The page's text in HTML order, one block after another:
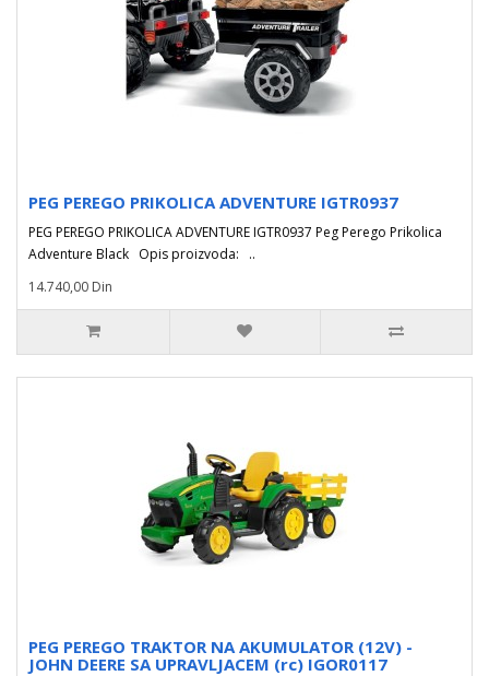
PEG PEREGO PRIKOLICA ADVENTURE IGTR0937
PEG PEREGO PRIKOLICA ADVENTURE IGTR0937 Peg Perego Prikolica
Adventure Black Opis proizvoda: ..
14.740,00 Din
PEG PEREGO TRAKTOR NA AKUMULATOR (12V) -
JOHN DEERE SA UPRAVLJACEM (rc) IGOR0117